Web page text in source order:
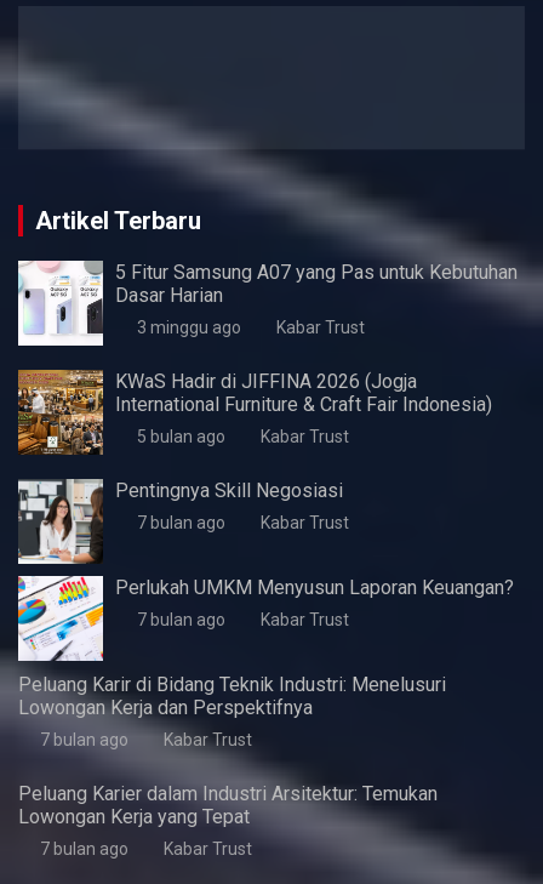
Artikel Terbaru
5 Fitur Samsung A07 yang Pas untuk Kebutuhan
3 minggu ago Kabar Trust
KWaS Hadir di JIFFINA 2026 (Jogja
International Furniture & Craft Fair Indonesia)
5 bulan ago Kabar Trust
Pentingnya Skill Negosiasi